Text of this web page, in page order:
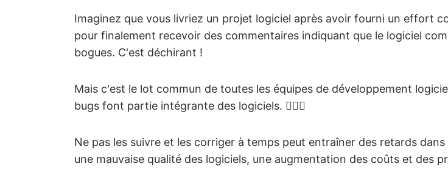
Imaginez que vous livriez un projet logiciel après avoir fourni un effort
pour finalement recevoir des commentaires indiquant que le logiciel
bogues. C'est déchirant !
Mais c'est le lot commun de toutes les équipes de développement
bugs font partie intégrante des logiciels. 🤷🏽‍♀️
Ne pas les suivre et les corriger à temps peut entraîner des retards dans
une mauvaise qualité des logiciels, une augmentation des coûts et des